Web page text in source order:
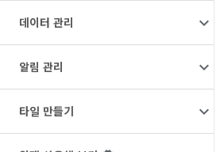
데이터 관리
알림 관리
타일 만들기